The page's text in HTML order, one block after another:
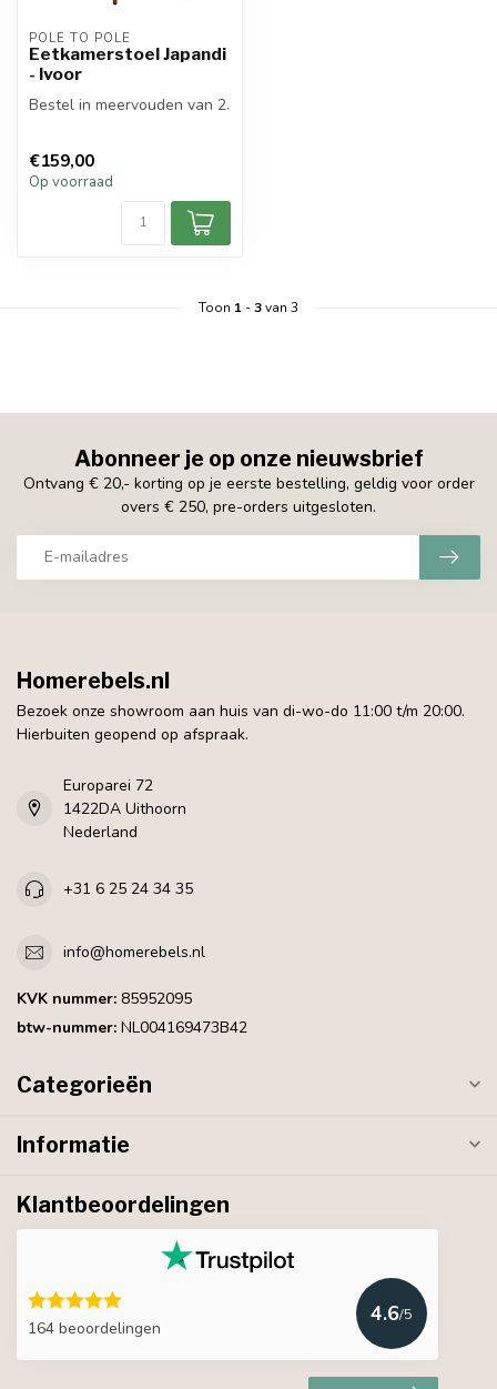
POLE TO POLE
Eetkamerstoel Japandi
- Ivoor
Bestel in meervouden van 2.
€159,00
Op voorraad
Toon 1-3van 3
Abonneer je op onze nieuwsbrief
Ontvang € 20,- korting op je eerste bestelling, geldig voor order
overs € 250, pre-orders uitgesloten.
Homerebels.nl
Bezoek onze showroom aan huis van di-wo-do 11:00 t/m 20:00.
Hierbuiten geopend op afspraak.
Europarei 72
1422DA Uithoorn
Nederland
+31 6 25 24 34 35
info@homerebels.nl
KVK nummer: 85952095
btw-nummer: NL004169473B42
Categorieën
Informatie
Klantbeoordelingen
164 beoordelingen
4.6/5